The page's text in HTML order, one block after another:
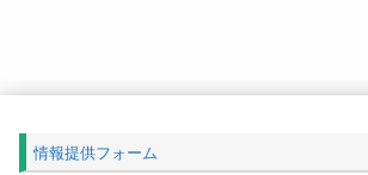
情報提供フォーム